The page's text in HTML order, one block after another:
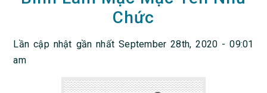
Chức
Lần cập nhật gần nhất September 28th, 2020 - 09:01
am